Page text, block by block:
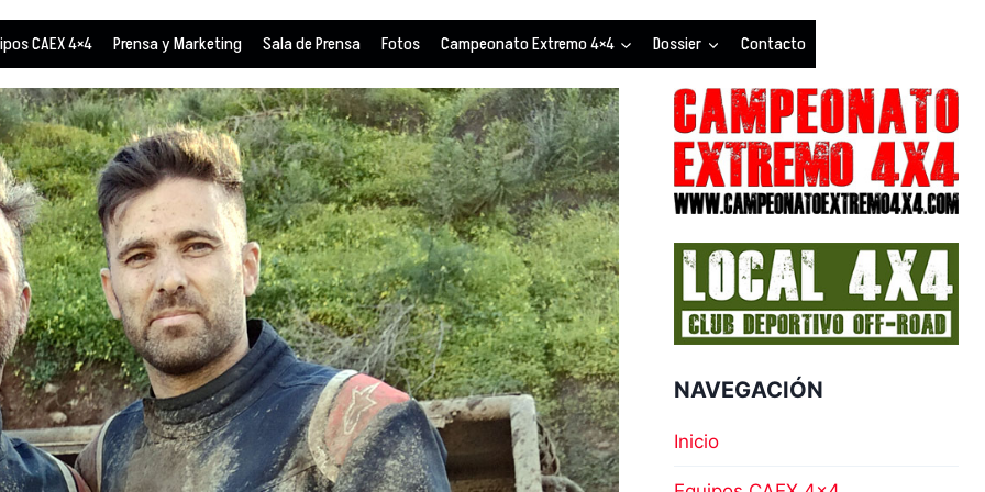
CAEX 4×4 Prensa y Marketing Sala de Prensa Fotos Campeonato Extremo 4×4 Dossier Contacto
NAVEGACIÓN
Inicio